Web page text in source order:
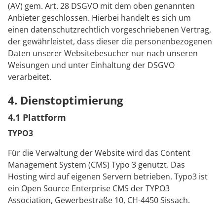
(AV) gem. Art. 28 DSGVO mit dem oben genannten
Anbieter geschlossen. Hierbei handelt es sich um
einen datenschutzrechtlich vorgeschriebenen Vertrag,
der gewährleistet, dass dieser die personenbezogenen
Daten unserer Websitebesucher nur nach unseren
Weisungen und unter Einhaltung der DSGVO
verarbeitet.
4. Dienstoptimierung
4.1 Plattform
TYPO3
Für die Verwaltung der Website wird das Content
Management System (CMS) Typo 3 genutzt. Das
Hosting wird auf eigenen Servern betrieben. Typo3 ist
ein Open Source Enterprise CMS der TYPO3
Association, Gewerbestraße 10, CH-4450 Sissach.